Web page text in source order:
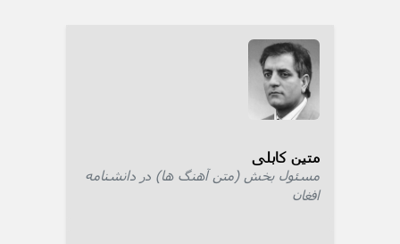
متین کابلی
مسئول بخش (متن آهنگ ها) در دانشنامه
افغان